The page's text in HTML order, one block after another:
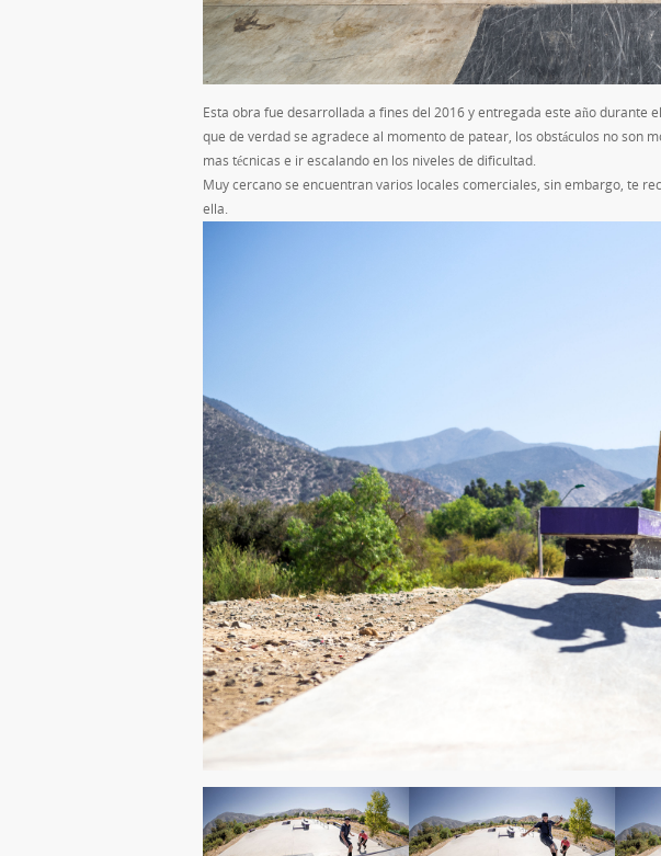
Esta obra fue desarrollada a fines del 2016 y entregada este año durante
que de verdad se agradece al momento de patear, los obstáculos no son
mas técnicas e ir escalando en los niveles de dificultad.
Muy cercano se encuentran varios locales comerciales, sin embargo, te
ella.